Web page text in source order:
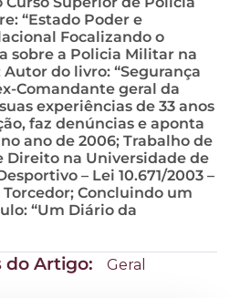
“Estado Poder e
Focalizando o
sobre a Policia Militar na
do livro: “Segurança
Comandante geral da
experiências de 33 anos
faz denúncias e aponta
ano de 2006; Trabalho de
Direito na Universidade de
– Lei 10.671/2003 –
Concluindo um
“Um Diário da
do Artigo: Geral